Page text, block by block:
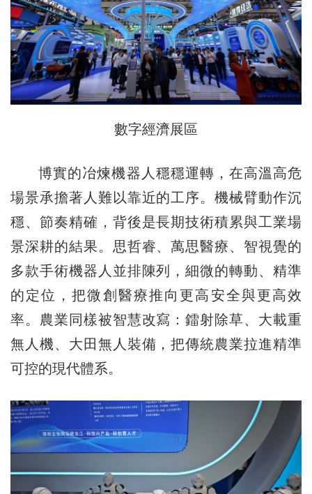
數字經濟展區
博實的冶煉機器人穩穩運轉，在高溫高危
場景承擔著人難以靠近的工序。機械臂動作沉
穩、節奏精確，背後是長期技術積累與工業場
景深耕的結果。思哲睿、萬思醫療、智視覺的
多款手術機器人並排陳列，細微的轉動、精準
的定位，把微創醫療推向更高安全與更高效
率。農業同樣被智慧改寫：鐳射除草、大載重
無人機、大田無人裝備，把傳統農業拉進精準
可控的現代體系。